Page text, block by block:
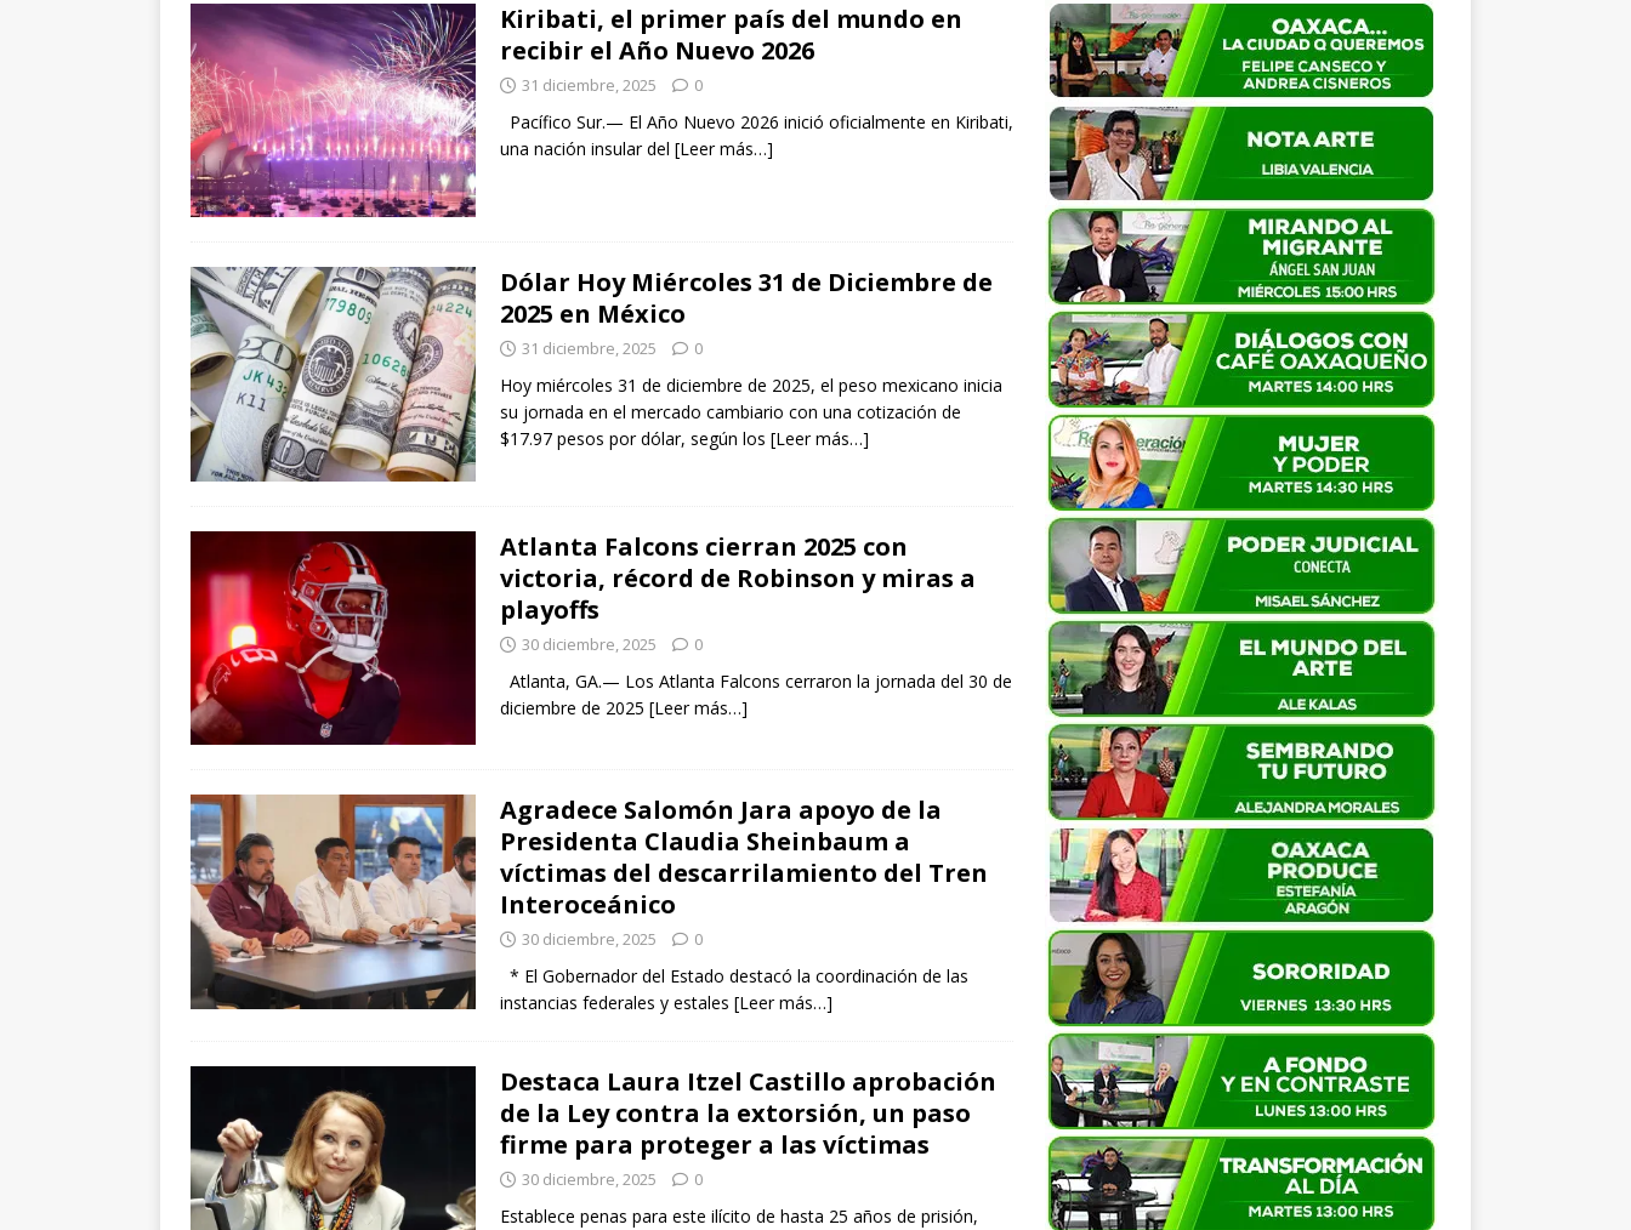
Kiribati, el primer país del mundo en
recibir el Año Nuevo 2026
31 diciembre, 2025 0
Pacífico Sur.— El Año Nuevo 2026 inició oficialmente en Kiribati,
una nación insular del [Leer más…]
Dólar Hoy Miércoles 31 de Diciembre de
2025 en México
31 diciembre, 2025 0
Hoy miércoles 31 de diciembre de 2025, el peso mexicano inicia
su jornada en el mercado cambiario con una cotización de
$17.97 pesos por dólar, según los [Leer más…]
Atlanta Falcons cierran 2025 con
victoria, récord de Robinson y miras a
playoffs
30 diciembre, 2025 0
Atlanta, GA.— Los Atlanta Falcons cerraron la jornada del 30 de
diciembre de 2025 [Leer más…]
Agradece Salomón Jara apoyo de la
Presidenta Claudia Sheinbaum a
víctimas del descarrilamiento del Tren
Interoceánico
30 diciembre, 2025 0
* El Gobernador del Estado destacó la coordinación de las
instancias federales y estales [Leer más…]
Destaca Laura Itzel Castillo aprobación
de la Ley contra la extorsión, un paso
firme para proteger a las víctimas
30 diciembre, 2025 0
Establece penas para este ilícito de hasta 25 años de prisión,